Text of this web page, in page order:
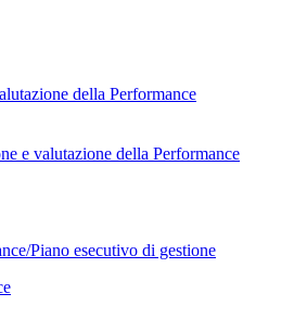
della Performance
e valutazione della Performance
Piano esecutivo di gestione